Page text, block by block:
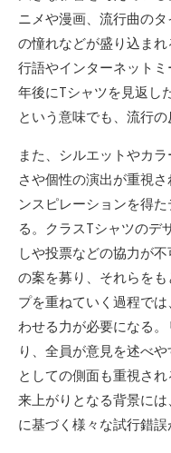
ニメや漫画、流行曲の
の憧れなどが盛り込ま
行語やインターネット
年後にTシャツを見返し
という意味でも、流行の
また、シルエットやカ
さや個性の演出が重視
ンスピレーションを得
る。クラスTシャツのデ
しや投票などの協力が
の案を募り、それらを
プを重ねていく過程で
わせる力が必要になる
り、全員が意見を述べ
としての側面も重視さ
来上がりとなる背景に
に基づく様々な試行錯誤